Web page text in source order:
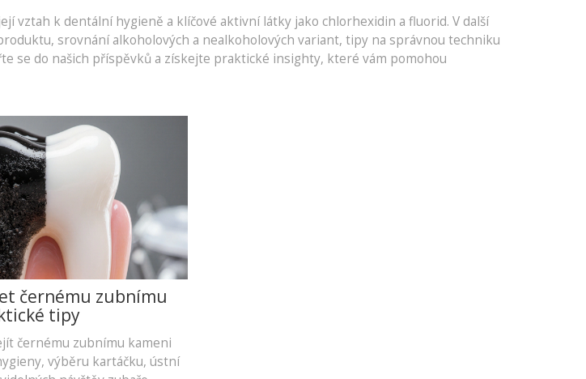
vztah k dentální hygieně a klíčové aktivní látky jako chlorhexidin a fluorid. V další
srovnání alkoholových a nealkoholových variant, tipy na správnou techniku
se do našich příspěvků a získejte praktické insighty, které vám pomohou
černému zubnímu
tipy
černému zubnímu kameni
výběru kartáčku, ústní